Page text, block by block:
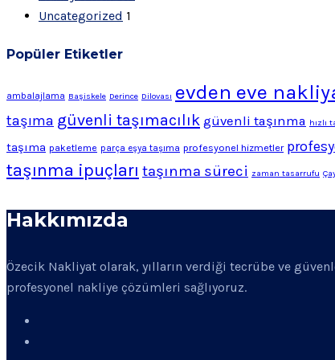
Uncategorized 1
Popüler Etiketler
ambalajlama Başiskele Derince Dilovası evden eve
taşıma güvenli taşımacılık güvenli taşınma hızlı
taşıma paketleme parça eşya taşıma profesyonel hizmetler
taşınma ipuçları taşınma süreci zaman tasarrufu
Hakkımızda
Özecik Nakliyat olarak, yılların verdiği tecrübe ve
profesyonel nakliye çözümleri sağlıyoruz.